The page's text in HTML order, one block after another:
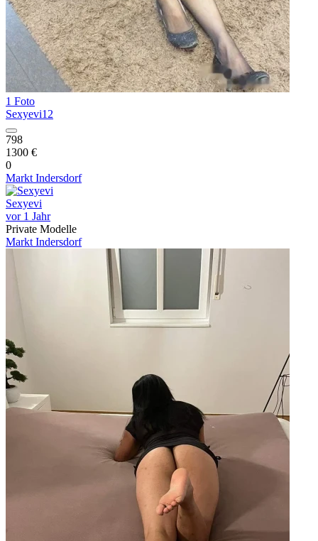
1 Foto
Sexyevi12
798
1300 €
0
Markt Indersdorf
Sexyevi
vor 1 Jahr
Private Modelle
Markt Indersdorf